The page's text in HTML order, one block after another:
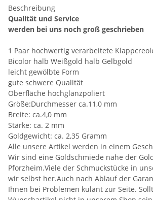
Beschreibung
Qualität und Service
werden bei uns noch groß geschrieben
1 Paar hochwertig verarbeitete
Bicolor halb Weißgold halb Gelbgold
leicht gewölbte Form
gute schwere Qualität
Oberfläche hochglanzpoliert
Größe:Durchmesser ca.11,0 mm
Breite: ca.4,0 mm
Stärke: ca. 2 mm
Goldgewicht: ca. 2,35 Gramm
Alle unsere Artikel werden in einem
Wir sind eine Goldschmiede nahe der
Pforzheim.Viele der Schmuckstücke in
wir selbst her.Auch nach Ablauf der
Ihnen bei Problemen kulant zur Seite.